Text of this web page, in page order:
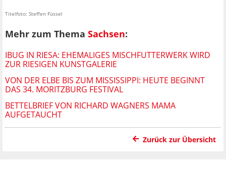
Titelfoto: Steffen Füssel
Mehr zum Thema Sachsen:
IBUG IN RIESA: EHEMALIGES MISCHFUTTERWERK WIRD
ZUR RIESIGEN KUNSTGALERIE
VON DER ELBE BIS ZUM MISSISSIPPI: HEUTE BEGINNT
DAS 34. MORITZBURG FESTIVAL
BETTELBRIEF VON RICHARD WAGNERS MAMA
AUFGETAUCHT
Zurück zur Übersicht